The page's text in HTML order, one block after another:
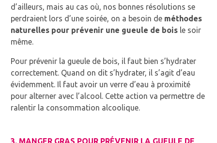
d’ailleurs, mais au cas où, nos bonnes résolutions se
perdraient lors d’une soirée, on a besoin de méthodes
naturelles pour prévenir une gueule de bois le soir
même.
Pour prévenir la gueule de bois, il faut bien s’hydrater
correctement. Quand on dit s’hydrater, il s’agit d’eau
évidemment. Il faut avoir un verre d’eau à proximité
pour alterner avec l’alcool. Cette action va permettre de
ralentir la consommation alcoolique.
3. MANGER GRAS POUR PRÉVENIR LA GUEULE DE